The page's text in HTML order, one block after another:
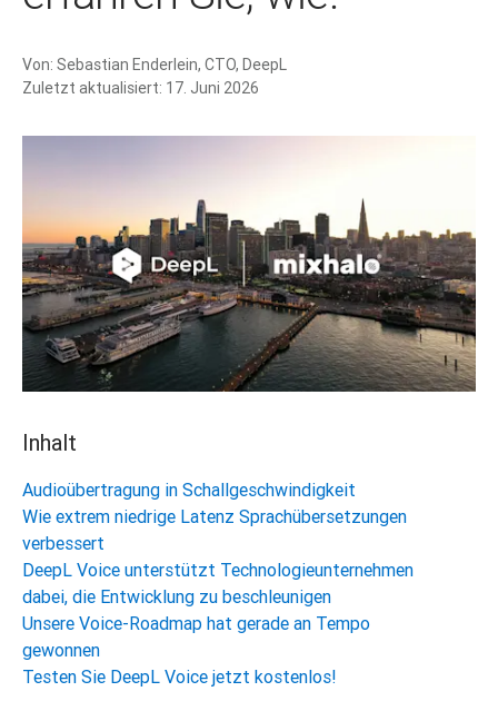
Von: Sebastian Enderlein, CTO, DeepL
Zuletzt aktualisiert: 17. Juni 2026
Inhalt
Audioübertragung in Schallgeschwindigkeit
Wie extrem niedrige Latenz Sprachübersetzungen
verbessert
DeepL Voice unterstützt Technologieunternehmen
dabei, die Entwicklung zu beschleunigen
Unsere Voice-Roadmap hat gerade an Tempo
gewonnen
Testen Sie DeepL Voice jetzt kostenlos!